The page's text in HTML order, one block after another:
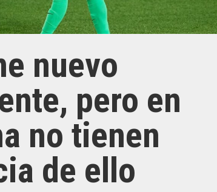
nuevo
pero en
no tienen
de ello